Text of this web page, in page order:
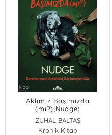
Aklımız Başımızda
(mı?);Nudge:
Kararlarımızın Ardındaki
Görünmeyen Güç
ZUHAL BALTAŞ
Kronik Kitap